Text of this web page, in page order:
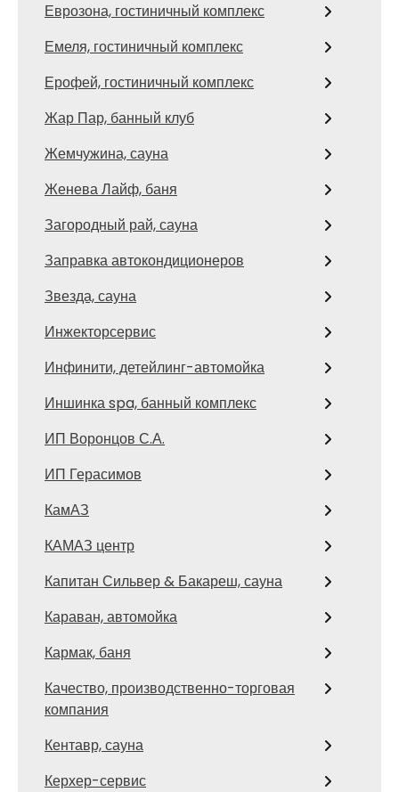
Еврозона, гостиничный комплекс
Емеля, гостиничный комплекс
Ерофей, гостиничный комплекс
Жар Пар, банный клуб
Жемчужина, сауна
Женева Лайф, баня
Загородный рай, сауна
Заправка автокондиционеров
Звезда, сауна
Инжекторсервис
Инфинити, детейлинг-автомойка
Иншинка spa, банный комплекс
ИП Воронцов С.А.
ИП Герасимов
КамАЗ
КАМАЗ центр
Капитан Сильвер & Бакареш, сауна
Караван, автомойка
Кармак, баня
Качество, производственно-торговая
компания
Кентавр, сауна
Керхер-сервис